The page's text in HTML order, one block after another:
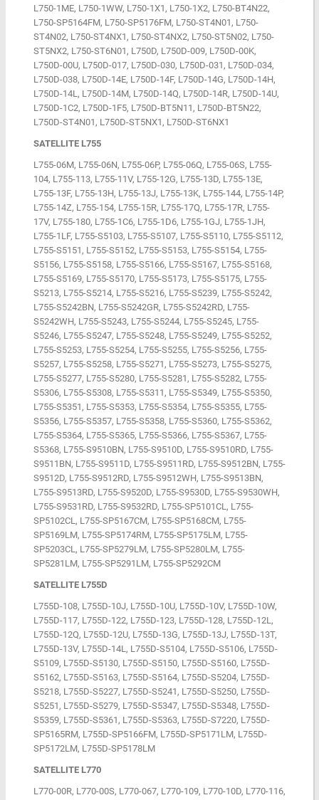
L750-1ME, L750-1WW, L750-1X1, L750-1X2, L750-BT4N22,
L750-SP5164FM, L750-SP5176FM, L750-ST4N01, L750-
ST4N02, L750-ST4NX1, L750-ST4NX2, L750-ST5N02, L750-
ST5NX2, L750-ST6N01, L750D, L750D-009, L750D-00K,
L750D-00U, L750D-017, L750D-030, L750D-031, L750D-034,
L750D-038, L750D-14E, L750D-14F, L750D-14G, L750D-14H,
L750D-14L, L750D-14M, L750D-14Q, L750D-14R, L750D-14U,
L750D-1C2, L750D-1F5, L750D-BT5N11, L750D-BT5N22,
L750D-ST4N01, L750D-ST5NX1, L750D-ST6NX1
SATELLITE L755
L755-06M, L755-06N, L755-06P, L755-06Q, L755-06S, L755-
104, L755-113, L755-11V, L755-12G, L755-13D, L755-13E,
L755-13F, L755-13H, L755-13J, L755-13K, L755-144, L755-14P,
L755-14Z, L755-154, L755-15R, L755-17Q, L755-17R, L755-
17V, L755-180, L755-1C6, L755-1D6, L755-1GJ, L755-1JH,
L755-1LF, L755-S5103, L755-S5107, L755-S5110, L755-S5112,
L755-S5151, L755-S5152, L755-S5153, L755-S5154, L755-
S5156, L755-S5158, L755-S5166, L755-S5167, L755-S5168,
L755-S5169, L755-S5170, L755-S5173, L755-S5175, L755-
S5213, L755-S5214, L755-S5216, L755-S5239, L755-S5242,
L755-S5242BN, L755-S5242GR, L755-S5242RD, L755-
S5242WH, L755-S5243, L755-S5244, L755-S5245, L755-
S5246, L755-S5247, L755-S5248, L755-S5249, L755-S5252,
L755-S5253, L755-S5254, L755-S5255, L755-S5256, L755-
S5257, L755-S5258, L755-S5271, L755-S5273, L755-S5275,
L755-S5277, L755-S5280, L755-S5281, L755-S5282, L755-
S5306, L755-S5308, L755-S5311, L755-S5349, L755-S5350,
L755-S5351, L755-S5353, L755-S5354, L755-S5355, L755-
S5356, L755-S5357, L755-S5358, L755-S5360, L755-S5362,
L755-S5364, L755-S5365, L755-S5366, L755-S5367, L755-
S5368, L755-S9510BN, L755-S9510D, L755-S9510RD, L755-
S9511BN, L755-S9511D, L755-S9511RD, L755-S9512BN, L755-
S9512D, L755-S9512RD, L755-S9512WH, L755-S9513BN,
L755-S9513RD, L755-S9520D, L755-S9530D, L755-S9530WH,
L755-S9531RD, L755-S9532RD, L755-SP5101CL, L755-
SP5102CL, L755-SP5167CM, L755-SP5168CM, L755-
SP5169LM, L755-SP5174RM, L755-SP5175LM, L755-
SP5203CL, L755-SP5279LM, L755-SP5280LM, L755-
SP5281LM, L755-SP5291LM, L755-SP5292CM
SATELLITE L755D
L755D-108, L755D-10J, L755D-10U, L755D-10V, L755D-10W,
L755D-117, L755D-122, L755D-123, L755D-128, L755D-12L,
L755D-12Q, L755D-12U, L755D-13G, L755D-13J, L755D-13T,
L755D-13V, L755D-14L, L755D-S5104, L755D-S5106, L755D-
S5109, L755D-S5130, L755D-S5150, L755D-S5160, L755D-
S5162, L755D-S5163, L755D-S5164, L755D-S5204, L755D-
S5218, L755D-S5227, L755D-S5241, L755D-S5250, L755D-
S5251, L755D-S5279, L755D-S5347, L755D-S5348, L755D-
S5359, L755D-S5361, L755D-S5363, L755D-S7220, L755D-
SP5165RM, L755D-SP5166FM, L755D-SP5171LM, L755D-
SP5172LM, L755D-SP5178LM
SATELLITE L770
L770-00R, L770-00S, L770-067, L770-109, L770-10D, L770-116,